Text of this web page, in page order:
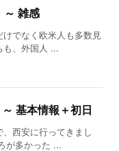
～ 雑感
でなく欧米人も多数見
も、外国人 ...
基本情報＋初日
西安に行ってきまし
が多かった ...